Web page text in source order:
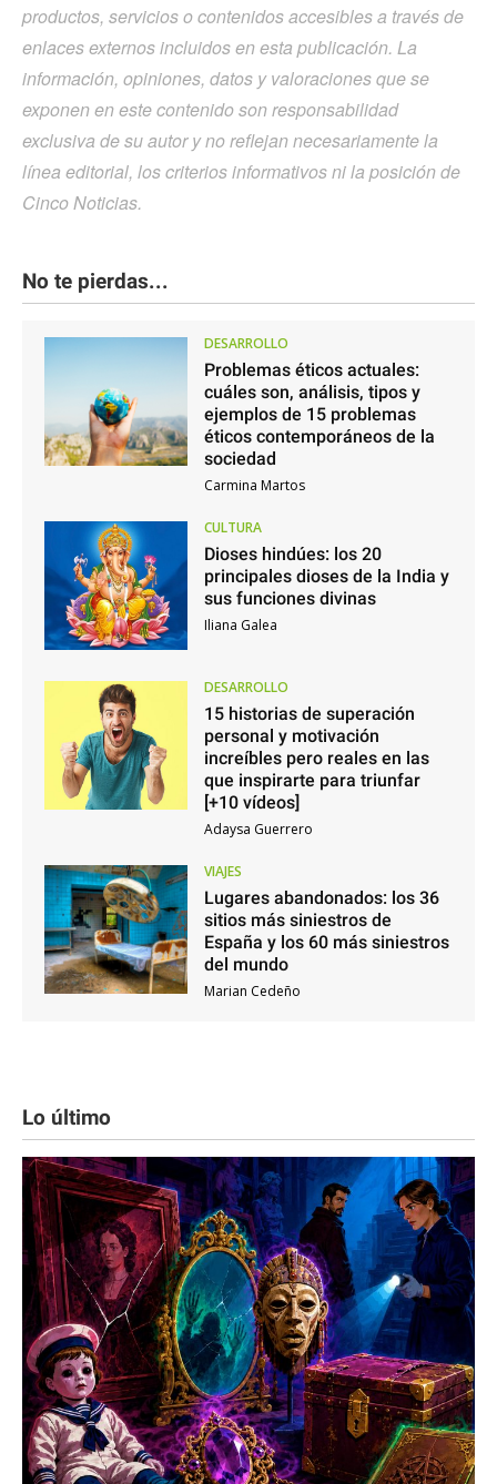
productos, servicios o contenidos accesibles a través de
enlaces externos incluidos en esta publicación. La
información, opiniones, datos y valoraciones que se
exponen en este contenido son responsabilidad
exclusiva de su autor y no reflejan necesariamente la
línea editorial, los criterios informativos ni la posición de
Cinco Noticias.
No te pierdas...
DESARROLLO
Problemas éticos actuales:
cuáles son, análisis, tipos y
ejemplos de 15 problemas
éticos contemporáneos de la
sociedad
Carmina Martos
CULTURA
Dioses hindúes: los 20
principales dioses de la India y
sus funciones divinas
Iliana Galea
DESARROLLO
15 historias de superación
personal y motivación
increíbles pero reales en las
que inspirarte para triunfar
[+10 vídeos]
Adaysa Guerrero
VIAJES
Lugares abandonados: los 36
sitios más siniestros de
España y los 60 más siniestros
del mundo
Marian Cedeño
Lo último